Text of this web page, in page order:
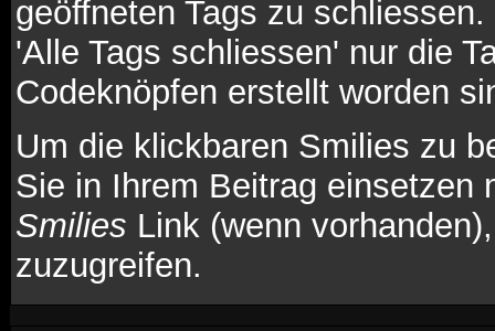
geöffneten Tags zu
'Alle Tags schliessen' nur die
Codeknöpfen erstellt worden
Um die klickbaren Smilies zu
Sie in Ihrem Beitrag
Smilies Link (wenn
zuzugreifen.